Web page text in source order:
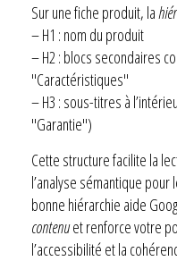
Sur une fiche produit, la
– H1 : nom du produit
– H2 : blocs secondaires
"Caractéristiques"
– H3 : sous-titres à
"Garantie")
Cette structure facilite la
l’analyse sémantique
bonne hiérarchie aide
contenuet renforce votre
l’accessibilité et la